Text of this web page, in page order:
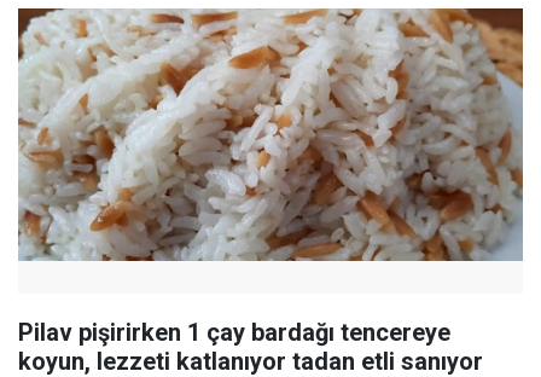
Pilav pişirirken 1 çay bardağı tencereye
koyun, lezzeti katlanıyor tadan etli sanıyor